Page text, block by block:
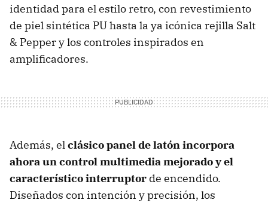
identidad para el estilo retro, con revestimiento
de piel sintética PU hasta la ya icónica rejilla Salt
& Pepper y los controles inspirados en
amplificadores.
Además, elclásico panel de latónincorpora
ahora un control multimedia mejorado y el
característico interruptor de encendido.
Diseñados con intención y precisión, los